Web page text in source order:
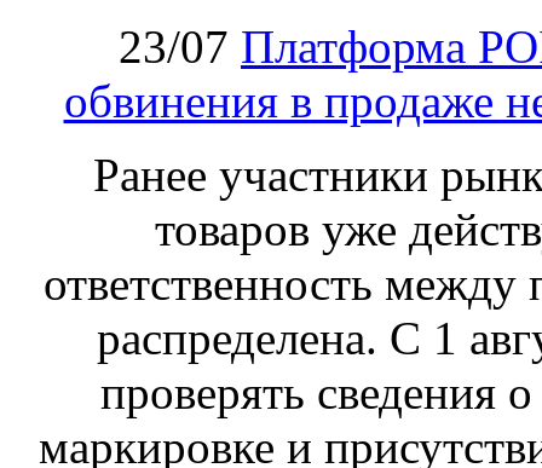
23/07 Платформа
обвинения в продаже
Ранее участники
товаров уже
ответственность
распределена. С 1
проверять сведения
маркировке и